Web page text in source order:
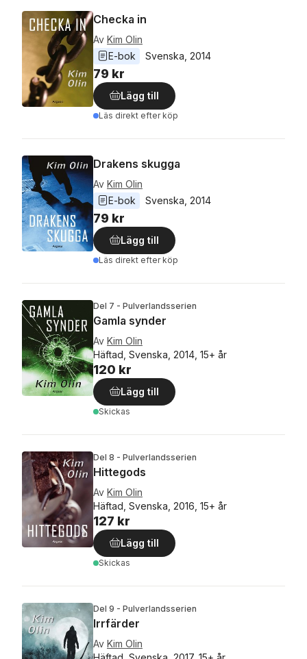
Checka in
Av Kim Olin
E-bok
Svenska 2014
79 kr
Lägg till
Läs direkt efter köp
Drakens skugga
Av Kim Olin
E-bok
Svenska 2014
79 kr
Lägg till
Läs direkt efter köp
Del 7 - Pulverlandsserien
Gamla synder
Av Kim Olin
Häftad, Svenska, 2014, 15+ år
120 kr
Lägg till
Skickas
Del 8 - Pulverlandsserien
Hittegods
Av Kim Olin
Häftad, Svenska, 2016, 15+ år
127 kr
Lägg till
Skickas
Del 9 - Pulverlandsserien
Irrfärder
Av Kim Olin